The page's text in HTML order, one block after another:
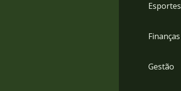
Esportes
Finanças
Gestão